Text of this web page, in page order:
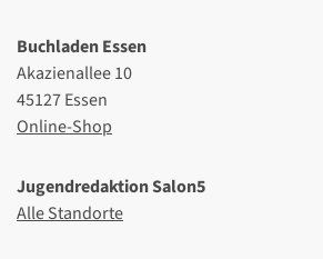
Buchladen Essen
Akazienallee 10
45127 Essen
Online-Shop
Jugendredaktion Salon5
Alle Standorte